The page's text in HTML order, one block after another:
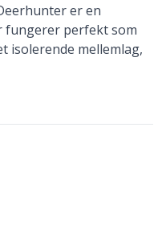
er en
fungerer perfekt som
isolerende mellemlag,